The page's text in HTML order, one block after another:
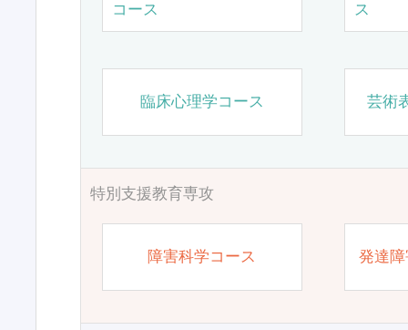
コース
ス
臨床心理学コース 芸術
特別支援教育専攻
障害科学コース 発達